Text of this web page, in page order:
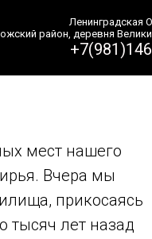
Ленинградская
район, деревня
мест нашего
Вчера мы
прикосаясь
тысяч лет назад